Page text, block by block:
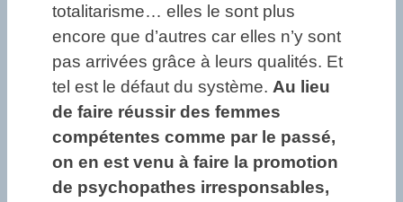
totalitarisme… elles le sont plus
encore que d’autres car elles n’y sont
pas arrivées grâce à leurs qualités. Et
tel est le défaut du système. Au lieu
de faire réussir des femmes
compétentes comme par le passé,
on en est venu à faire la promotion
de psychopathes irresponsables,